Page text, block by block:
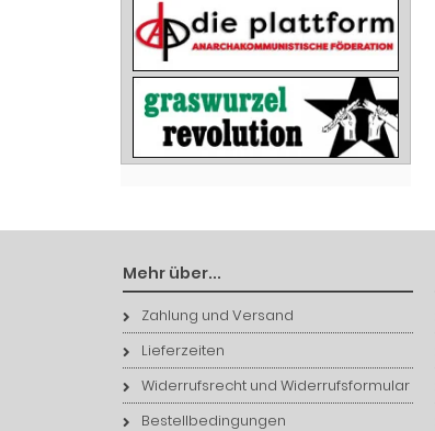
Mehr über...
Zahlung und Versand
Lieferzeiten
Widerrufsrecht und Widerrufsformular
Bestellbedingungen